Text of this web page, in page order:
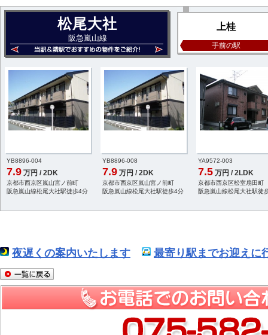
松尾大社
阪急嵐山線
上桂
手前の駅
YB8896-004
7.9 万円 / 2DK
京都市西京区嵐山宮ノ前町
阪急嵐山線松尾大社駅徒歩4分
YB8896-008
7.9 万円 / 2DK
京都市西京区嵐山宮ノ前町
阪急嵐山線松尾大社駅徒歩4分
YA9572-003
7.5 万円 / 2LDK
京都市西京区松室扇田町
阪急嵐山線松尾大社駅徒
夜遅くの案内いたします 最寄り駅までお迎えに